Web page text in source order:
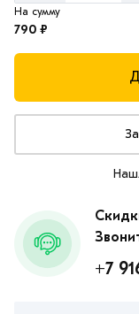
На сумму
790 ₽
+7